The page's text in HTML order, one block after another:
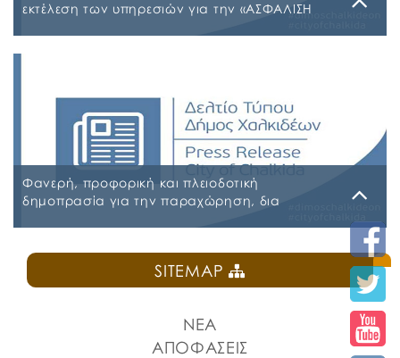
εκτέλεση των υπηρεσιών για την «ΑΣΦΑΛΙΣΗ
ΑΣΦΑΛΕΙΕΣ 2026-2027 09-07-2026_signed
ΠΑΡΑΡΤΗΜΑ Α’ ΜΕΛΕΤΗ ΑΣΦΑΛΕΙΕΣ ΕΠΕΞΕΡΓΑΣΙΜΗ
2026-2027 09-07-2026 ΠΑΡΑΡΤΗΜΑ Β ΕΕΕΣ PDF_signed
ΠΕΡΙΛΗΨΗ ΔΙΑΚΗΡΥΞΗΣ ΑΣΦΑΛΕΙΕΣ_signed
Φανερή, προφορική και πλειοδοτική
δημοπρασία για την παραχώρηση, δια
χώρου στην Πλατεία Ελευθερίας
ΠΡΟΚΗΡΥΞΗ ΚΑΝΤΙΝΑ ΠΛΑΤΕΙΑΣ ΕΛΕΥΘΕΡΙΑΣ
SITEMAP
ΝΕΑ
ΑΠΟΦΑΣΕΙΣ